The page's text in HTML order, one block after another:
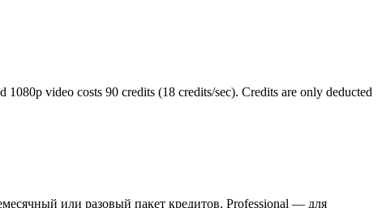
video costs 90 credits (18 credits/sec). Credits are only deducted
или разовый пакет кредитов. Professional — для